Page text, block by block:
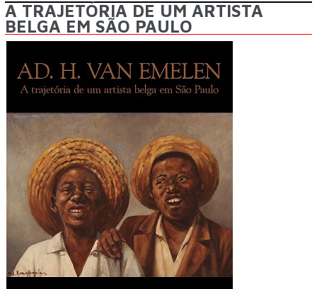
A TRAJETÓRIA DE UM ARTISTA
BELGA EM SÃO PAULO